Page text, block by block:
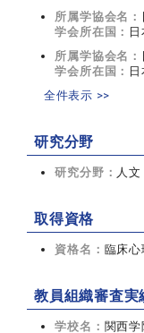
所属学協会名：
学会所在国：
所属学協会名：
学会所在国：
全件表示 >>
研究分野
研究分野： 人
取得資格
資格名： 臨床心
教員組織審査実
学校名： 関西学